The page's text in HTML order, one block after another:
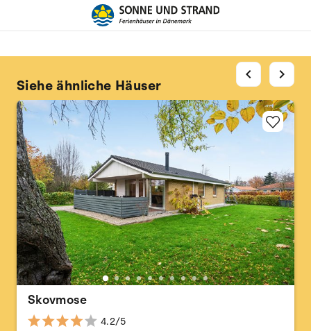
Siehe ähnliche Häuser
Skovmose
4.2/5
chevron_left chevron_right